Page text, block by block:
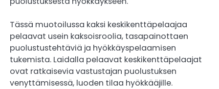
Tässä muotoilussa kaksi keskikenttäpelaajaa
pelaavat usein kaksoisroolia, tasapainottaen
puolustustehtäviä ja hyökkäyspelaamisen
tukemista. Laidalla pelaavat keskikenttäpelaajat
ovat ratkaisevia vastustajan puolustuksen
venyttämisessä, luoden tilaa hyökkääjille.